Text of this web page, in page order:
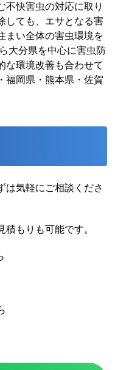
不快害虫の対応に取り
しても、エサとなる害
まい全体の害虫環境を
大分県を中心に害虫防
な環境改善も合わせて
福岡県・熊本県・佐賀
は気軽にご相談くださ
もりも可能です。